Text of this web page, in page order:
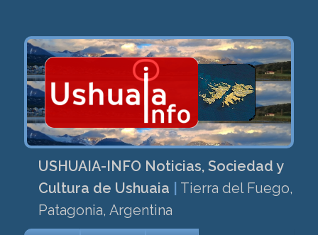
USHUAIA-INFO Noticias, Sociedad y
Cultura de Ushuaia
Tierra del Fuego,
Patagonia, Argentina